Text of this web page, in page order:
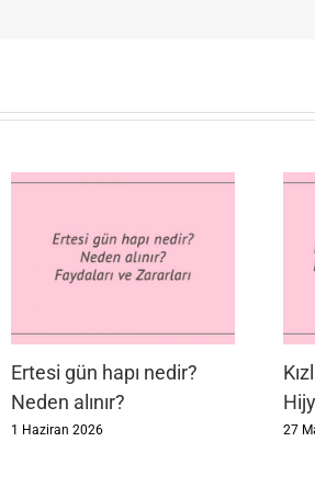
Ertesi gün hapı nedir?
Neden alınır?
1 Haziran 2026 27